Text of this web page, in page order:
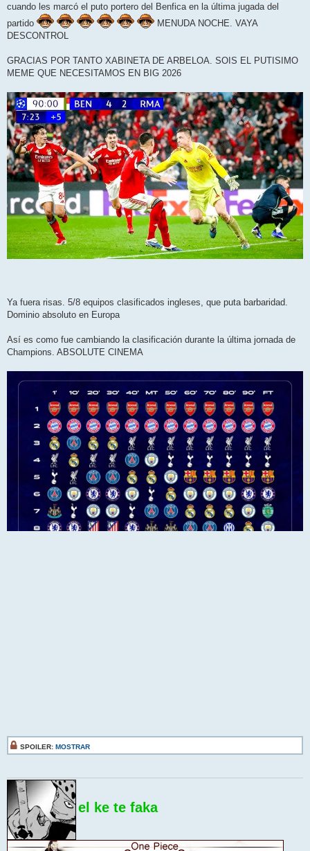
cuando les marcó el puto portero del Benfica en la última jugada del
partido
MENUDA NOCHE. VAYA
DESCONTROL
GRACIAS POR TANTO XABINETA DE ARBELOA. SOIS EL PUTISIMO
MEME QUE NECESITAMOS EN BIG 2026
Ya fuera risas. 5/8 equipos clasificados ingleses, que puta barbaridad.
Dominio absoluto en Europa
Así es como fue cambiando la clasificación durante la última jornada de
Champions. ABSOLUTE CINEMA
SPOILER: MOSTRAR
el ke te faka